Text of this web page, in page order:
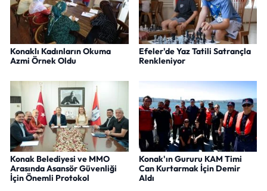
Konaklı Kadınların Okuma
Azmi Örnek Oldu
Efeler'de Yaz Tatili Satrançla
Renkleniyor
Konak Belediyesi ve MMO
Arasında Asansör Güvenliği
İçin Önemli Protokol
Konak'ın Gururu KAM Timi
Can Kurtarmak İçin Demir
Aldı